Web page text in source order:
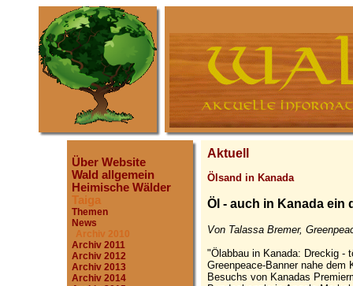
Über Website
Wald allgemein
Heimische Wälder
Taiga
Themen
News
Archiv 2010
Archiv 2011
Archiv 2012
Archiv 2013
Archiv 2014
Aktuell
Ölsand in Kanada
Öl - auch in Kanada ein
Von Talassa Bremer,
"Ölabbau in Kanada: Dreckig -
Greenpeace-Banner nahe
Besuchs von Kanadas